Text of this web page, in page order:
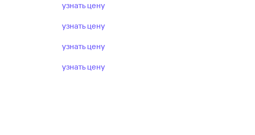
узнать цену
узнать цену
узнать цену
узнать цену